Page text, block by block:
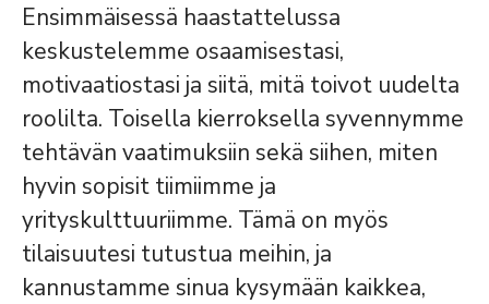
Ensimmäisessä haastattelussa
keskustelemme osaamisestasi,
motivaatiostasi ja siitä, mitä toivot uudelta
roolilta. Toisella kierroksella syvennymme
tehtävän vaatimuksiin sekä siihen, miten
hyvin sopisit tiimiimme ja
yrityskulttuuriimme. Tämä on myös
tilaisuutesi tutustua meihin, ja
kannustamme sinua kysymään kaikkea,